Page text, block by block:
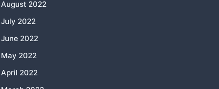
August 2022
July 2022
June 2022
May 2022
April 2022